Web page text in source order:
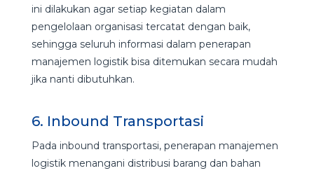
ini dilakukan agar setiap kegiatan dalam
pengelolaan organisasi tercatat dengan baik,
sehingga seluruh informasi dalam penerapan
manajemen logistik bisa ditemukan secara mudah
jika nanti dibutuhkan.
6. Inbound Transportasi
Pada inbound transportasi, penerapan manajemen
logistik menangani distribusi barang dan bahan